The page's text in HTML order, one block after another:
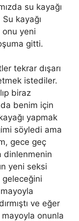
su kayağı
kayağı
yeni
gitti.
tekrar dışarı
istediler.
biraz
benim için
yapmak
söyledi ama
gece geç
dinlenmenin
yeni seksi
geleceğini
ve eğer
onunla